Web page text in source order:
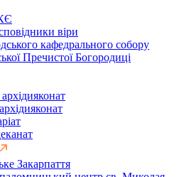
віри
кафедрального собору
Пречистої Богородиці
Закарпаття